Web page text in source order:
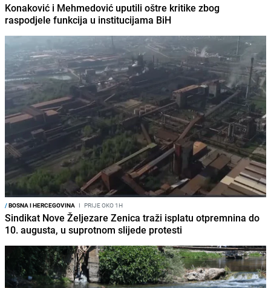
Konaković i Mehmedović uputili oštre kritike zbog
raspodjele funkcija u institucijama BiH
/BOSNA I HERCEGOVINA I PRIJE OKO 1H
Sindikat Nove Željezare Zenica traži isplatu otpremnina do
10. augusta, u suprotnom slijede protesti